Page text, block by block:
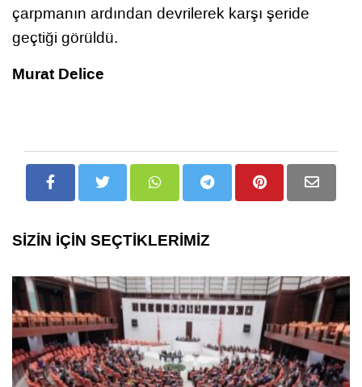
çarpmanın ardından devrilerek karşı şeride
geçtiği görüldü.
Murat Delice
SİZİN İÇİN SEÇTİKLERİMİZ